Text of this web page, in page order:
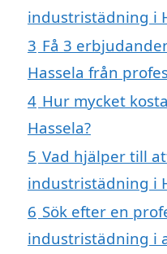
industristädning i
3 Få 3
Hassela från
4 Hur mycket
Hassela?
5 Vad hjälper till
industristädning i
6 Sök efter en
industristädning i